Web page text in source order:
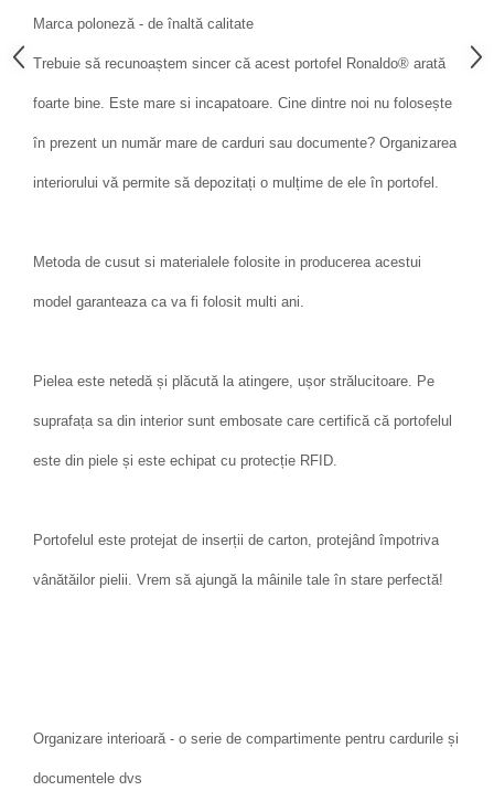
Marca poloneză - de înaltă calitate
Trebuie să recunoaștem sincer că acest portofel Ronaldo® arată
foarte bine. Este mare si incapatoare. Cine dintre noi nu folosește
în prezent un număr mare de carduri sau documente? Organizarea
interiorului vă permite să depozitați o mulțime de ele în portofel.
Metoda de cusut si materialele folosite in producerea acestui
model garanteaza ca va fi folosit multi ani.
Pielea este netedă și plăcută la atingere, ușor strălucitoare. Pe
suprafața sa din interior sunt embosate care certifică că portofelul
este din piele și este echipat cu protecție RFID.
Portofelul este protejat de inserții de carton, protejând împotriva
vânătăilor pielii. Vrem să ajungă la mâinile tale în stare perfectă!
Organizare interioară - o serie de compartimente pentru cardurile și
documentele dvs